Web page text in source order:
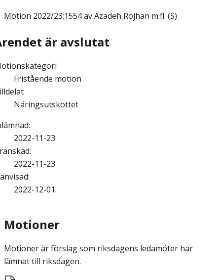
Motion 2022/23:1554 av Azadeh Rojhan m.fl. (S)
är avslutat
Fristående motion
Näringsutskottet
:
2022-11-23
:
2022-11-23
:
2022-12-01
Motioner
Motioner är förslag som riksdagens ledamöter har
lämnat till riksdagen.